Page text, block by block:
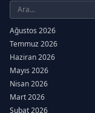
Ağustos 2026
Temmuz 2026
Haziran 2026
Mayıs 2026
Nisan 2026
Mart 2026
Şubat 2026